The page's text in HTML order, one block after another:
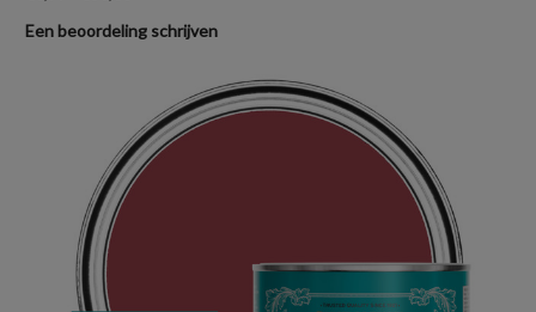
Een beoordeling schrijven